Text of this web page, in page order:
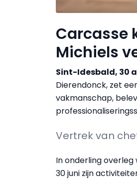
Carcasse
Michiels
Sint-Idesbald, 30
Dierendonck, zet
vakmanschap,
Vertrek van
In onderling
30 juni zijn